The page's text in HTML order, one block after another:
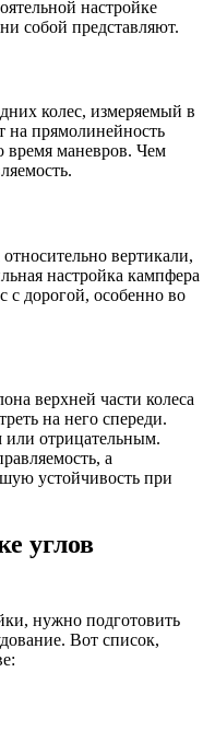
настройке
собой представляют.
колес, измеряемый в
на прямолинейность
время маневров. Чем
вертикали,
настройка кампфера
с дорогой, особенно во
верхней части колеса
на него спереди.
отрицательным.
а
устойчивость при
углов
нужно подготовить
Вот список,